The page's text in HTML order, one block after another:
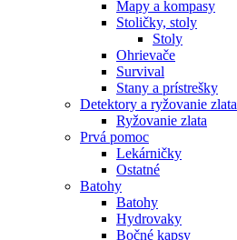
Mapy a kompasy
Stoličky, stoly
Stoly
Ohrievače
Survival
Stany a prístrešky
Detektory a ryžovanie zlata
Ryžovanie zlata
Prvá pomoc
Lekárničky
Ostatné
Batohy
Batohy
Hydrovaky
Bočné kapsy